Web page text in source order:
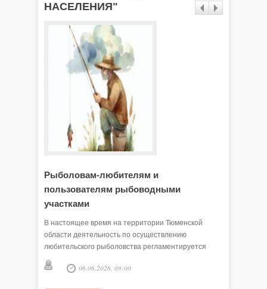
НАСЕЛЕНИЯ"
Рыболовам-любителям и
пользователям рыбоводными
участками
В настоящее время на территории Тюменской
области деятельность по осуществлению
любительского рыболовства регламентируется
Правилами рыболовства для Западно-Сибирского
рыбохозяйственного бассейна, утверждёнными
06.06.2026, 09:00